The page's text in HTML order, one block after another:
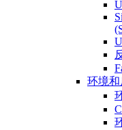
环境